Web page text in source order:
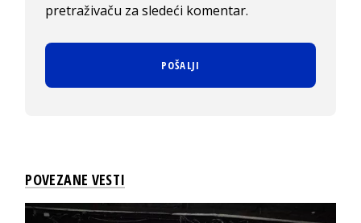
pretraživaču za sledeći komentar.
POVEZANE VESTI